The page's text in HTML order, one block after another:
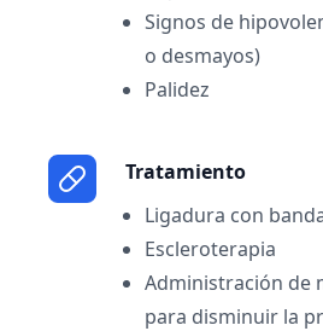
Signos de
o desmayos)
Palidez
Tratamiento
Ligadura con
Escleroterapia
Administración de
para disminuir la